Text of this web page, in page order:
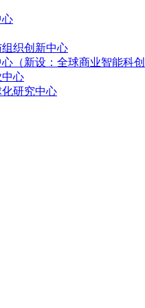
心
织创新中心
（新设：全球商业智能科创
心
研究中心